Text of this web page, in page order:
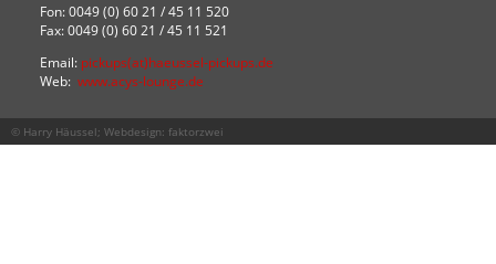
Fon: 0049 (0) 60 21 / 45 11 520
Fax: 0049 (0) 60 21 / 45 11 521
Email: pickups(at)haeussel-pickups.de
Web: www.acys-lounge.de
© Harry Häussel; Webdesign: faktorzwei